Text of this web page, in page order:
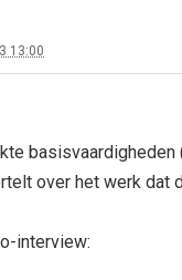
13:00
over het werk dat
interview: